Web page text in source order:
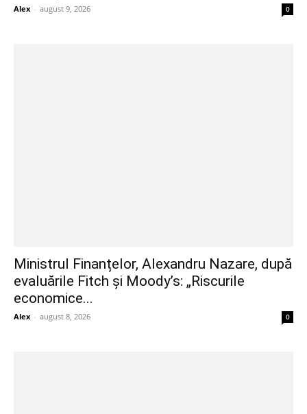
Alex - august 9, 2026 0
Ministrul Finanțelor, Alexandru Nazare, după
evaluările Fitch și Moody’s: „Riscurile
economice...
Alex - august 8, 2026 0